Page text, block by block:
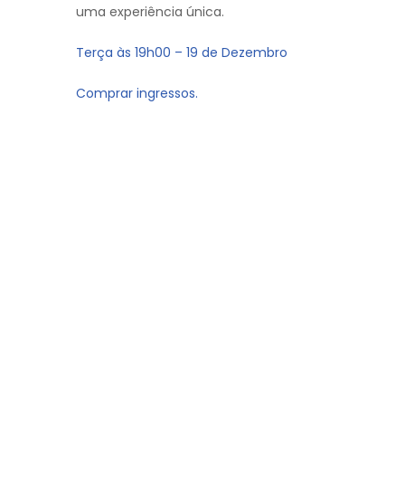
uma experiência única.
Terça às 19h00 – 19 de Dezembro
Comprar ingressos.